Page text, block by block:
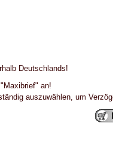
Deutschlands!
an!
auszuwählen, um